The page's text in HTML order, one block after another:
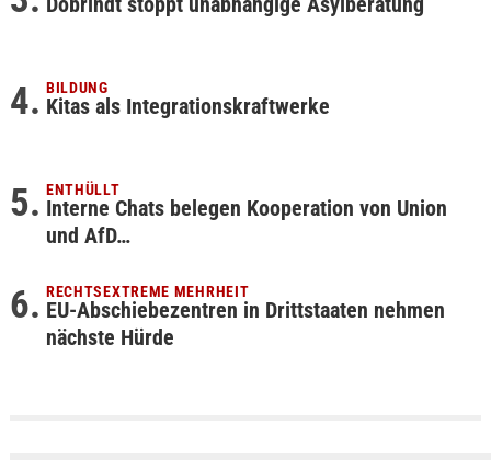
BILDUNG
Kitas als Integrationskraftwerke
ENTHÜLLT
Interne Chats belegen Kooperation von Union
und AfD…
RECHTSEXTREME MEHRHEIT
EU-Abschiebezentren in Drittstaaten nehmen
nächste Hürde